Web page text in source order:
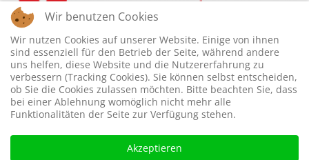
Wir benutzen Cookies
Wir nutzen Cookies auf unserer Website. Einige von ihnen
sind essenziell für den Betrieb der Seite, während andere
uns helfen, diese Website und die Nutzererfahrung zu
verbessern (Tracking Cookies). Sie können selbst entscheiden,
ob Sie die Cookies zulassen möchten. Bitte beachten Sie, dass
bei einer Ablehnung womöglich nicht mehr alle
Funktionalitäten der Seite zur Verfügung stehen.
Akzeptieren